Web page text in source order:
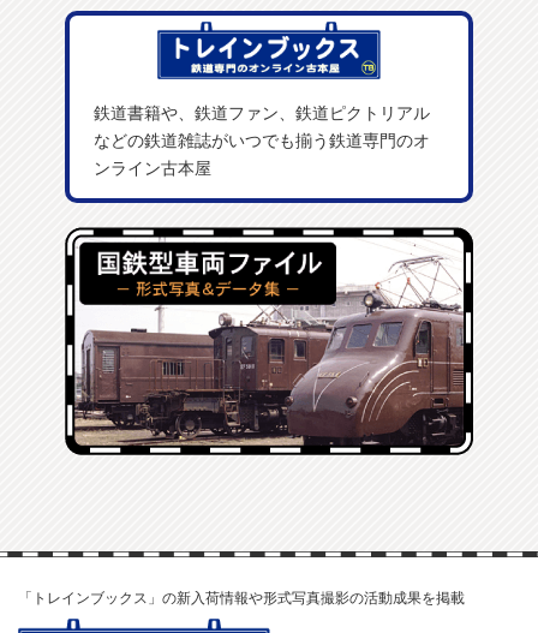
鉄道書籍や、鉄道ファン、鉄道ピクトリアル
などの鉄道雑誌がいつでも揃う鉄道専門のオ
ンライン古本屋
「トレインブックス」の新入荷情報や形式写真撮影の活動成果を掲載